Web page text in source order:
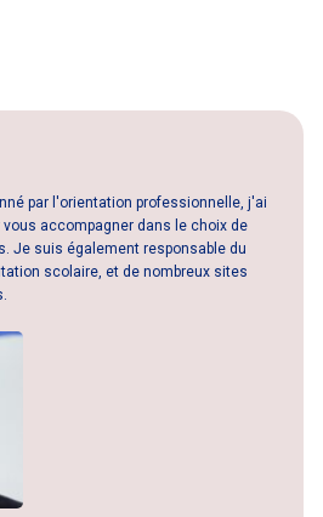
par l'orientation professionnelle, j'ai
accompagner dans le choix de
Je suis également responsable du
scolaire, et de nombreux sites